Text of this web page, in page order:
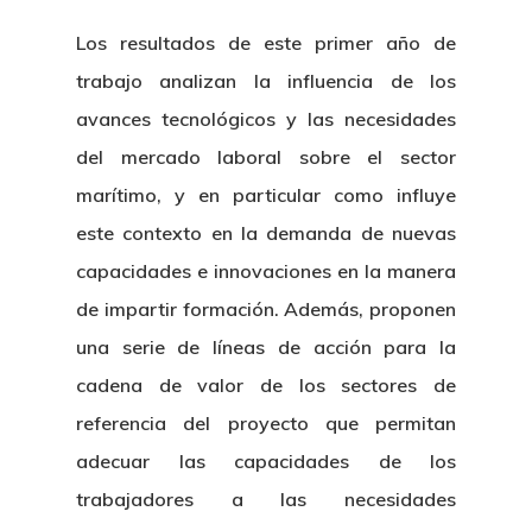
Los resultados de este primer año de
trabajo analizan la influencia de los
avances tecnológicos y las necesidades
del mercado laboral sobre el sector
marítimo, y en particular como influye
este contexto en la demanda de nuevas
capacidades e innovaciones en la manera
de impartir formación. Además, proponen
una serie de líneas de acción para la
cadena de valor de los sectores de
referencia del proyecto que permitan
adecuar las capacidades de los
trabajadores a las necesidades